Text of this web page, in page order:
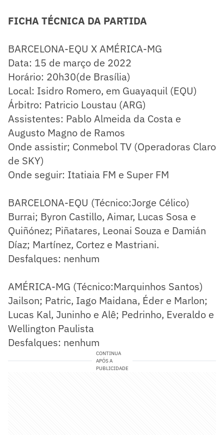
FICHA TÉCNICA DA PARTIDA
BARCELONA-EQU X AMÉRICA-MG
Data: 15 de março de 2022
Horário: 20h30(de Brasília)
Local: Isidro Romero, em Guayaquil (EQU)
Árbitro: Patricio Loustau (ARG)
Assistentes: Pablo Almeida da Costa e
Augusto Magno de Ramos
Onde assistir; Conmebol TV (Operadoras Claro
de SKY)
Onde seguir: Itatiaia FM e Super FM
BARCELONA-EQU (Técnico:Jorge Célico)
Burrai; Byron Castillo, Aimar, Lucas Sosa e
Quiñónez; Piñatares, Leonai Souza e Damián
Díaz; Martínez, Cortez e Mastriani.
Desfalques: nenhum
AMÉRICA-MG (Técnico:Marquinhos Santos)
Jailson; Patric, Iago Maidana, Éder e Marlon;
Lucas Kal, Juninho e Alê; Pedrinho, Everaldo e
Wellington Paulista
Desfalques: nenhum
CONTINUA
APÓS A
PUBLICIDADE